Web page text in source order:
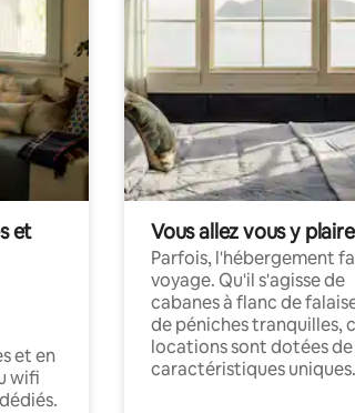
et
et en
wifi
Vous allez vous y plaire
Parfois, l'hébergement
voyage. Qu'il s'agisse de
cabanes à flanc de
de péniches tranquilles,
locations sont dotées de
caractéristiques uniques.